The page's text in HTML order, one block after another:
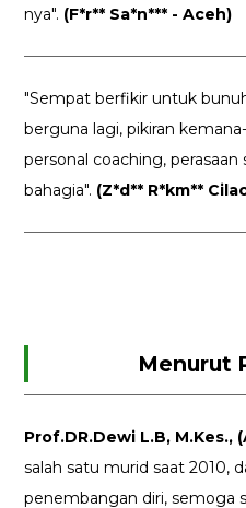
nya". (F*r** Sa*n*** - Aceh)
"Sempat berfikir untuk
berguna lagi, pikiran
personal coaching, perasaan
bahagia". (Z*d** R*km**
Menurut
Prof.DR.Dewi L.B, M.Kes.,
salah satu murid saat 2010,
penembangan diri, semoga